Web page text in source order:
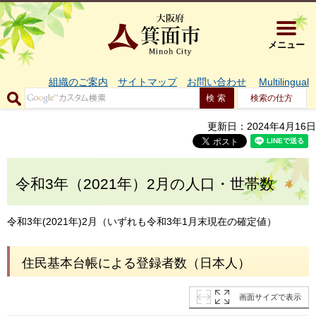
大阪府箕
メニュー
組織のご案内 サイトマップ お問い合わせ Multilingual
検索の仕方
更新日：2024年4月16日
令和3年（2021年）2月の人口・世帯数
令和3年(2021年)2月（いずれも令和3年1月末現在の確定値）
住民基本台帳による登録者数（日本人）
画面サイズで表示